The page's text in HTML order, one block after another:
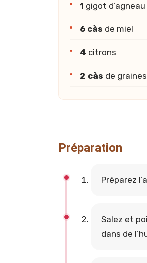
1 gigot
6 càs de miel
4 citrons
2 càs de
Préparation
Préparez
Salez et
dans de